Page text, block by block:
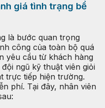
giá tình trạng bể
là bước quan trọng
công của toàn bộ quá
yêu cầu từ khách hàng
ngũ kỹ thuật viên giỏi
trực tiếp hiện trường.
phí. Tại đây, nhân viên